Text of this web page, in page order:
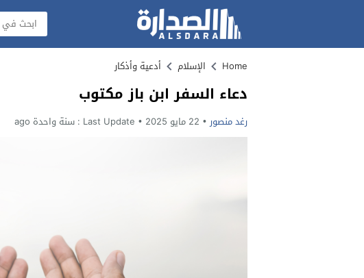
Home الإسلام أدعية وأذكار
دعاء السفر ابن باز مكتوب
رغد منصور 22 مايو 2025 Last Update : سنة واحدة ago